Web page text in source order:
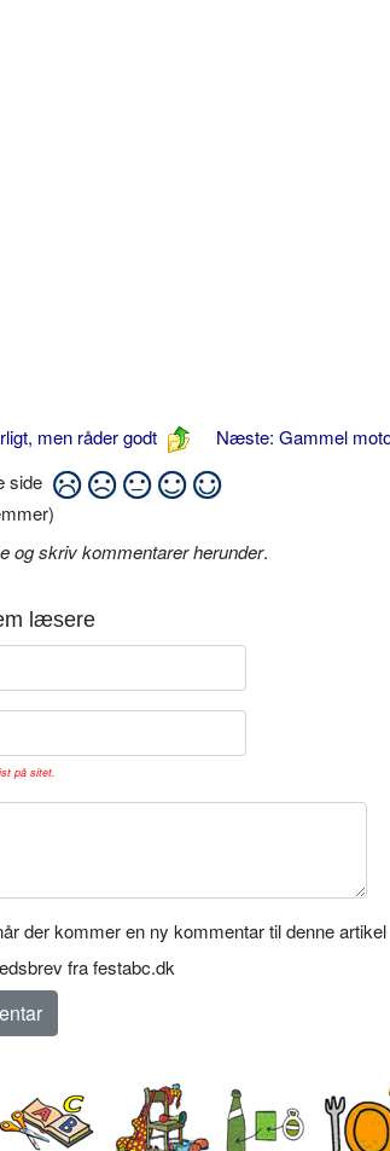
men råder godt
Næste: Gammel
side
og skriv kommentarer herunder.
læsere
på sitet.
der kommer en ny kommentar til denne artikel
fra festabc.dk